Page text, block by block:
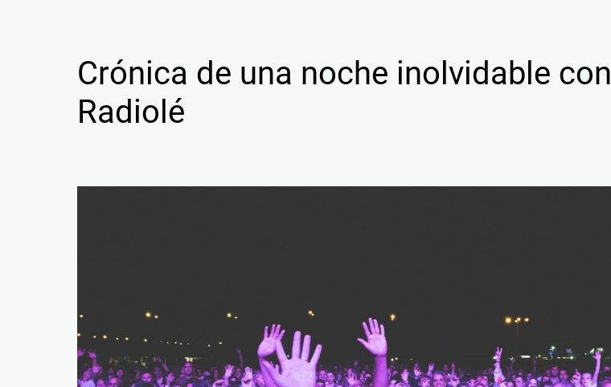
Crónica de una noche inolvidable con
Radiolé